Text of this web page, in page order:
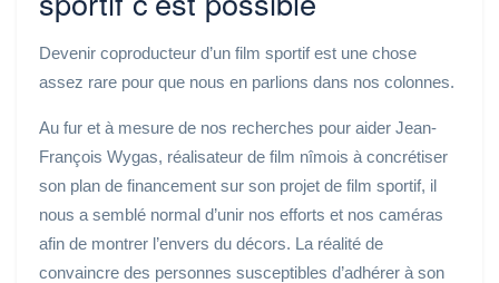
Devenir coproducteur d’un film sportif est une chose
assez rare pour que nous en parlions dans nos colonnes.
Au fur et à mesure de nos recherches pour aider Jean-
François Wygas, réalisateur de film nîmois à concrétiser
son plan de financement sur son projet de film sportif, il
nous a semblé normal d’unir nos efforts et nos caméras
afin de montrer l’envers du décors. La réalité de
convaincre des personnes susceptibles d’adhérer à son